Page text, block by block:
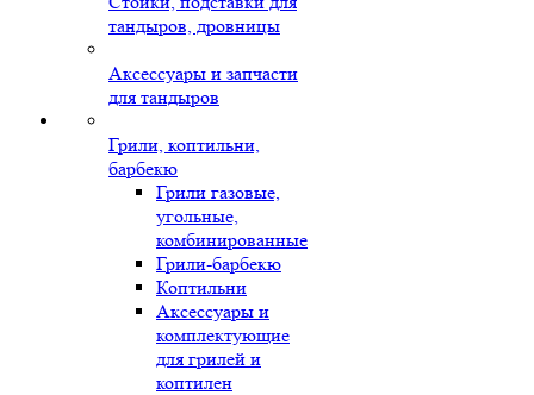
тандыров, дровницы
Аксессуары и запчасти
для тандыров
Грили, коптильни,
барбекю
Грили газовые,
угольные,
комбинированные
Грили-барбекю
Коптильни
Аксессуары и
комплектующие
для грилей и
коптилен